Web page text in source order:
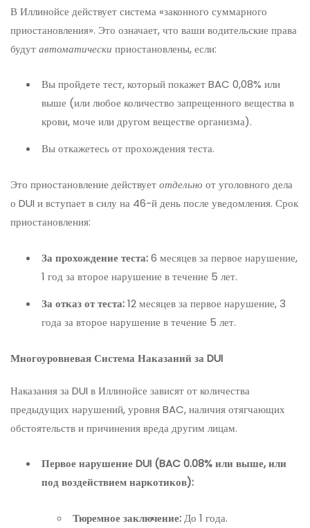
В Иллинойсе действует система «законного суммарного
приостановления». Это означает, что ваши водительские права
будутавтоматически приостановлены, если:
Вы пройдете тест, который покажет BAC 0,08% или
выше (или любое количество запрещенного вещества в
крови, моче или другом веществе организма).
Вы откажетесь от прохождения теста.
Это приостановление действуетотдельно от уголовного дела
о DUI и вступает в силу на 46-й день после уведомления. Срок
приостановления:
За прохождение теста:6 месяцев за первое нарушение,
1 год за второе нарушение в течение 5 лет.
За отказ от теста:12 месяцев за первое нарушение, 3
года за второе нарушение в течение 5 лет.
Многоуровневая Система Наказаний за DUI
Наказания за DUI в Иллинойсе зависят от количества
предыдущих нарушений, уровня BAC, наличия отягчающих
обстоятельств и причинения вреда другим лицам.
Первое нарушение DUI (BAC 0.08% или выше, или
под воздействием наркотиков):
Тюремное заключение:До 1 года.